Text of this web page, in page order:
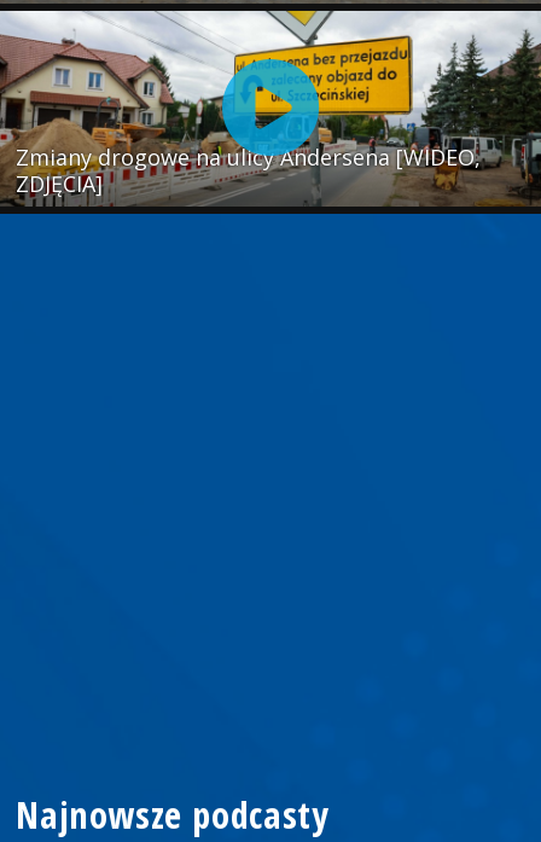
Zmiany drogowe na ulicy Andersena [WIDEO,
ZDJĘCIA]
Najnowsze podcasty